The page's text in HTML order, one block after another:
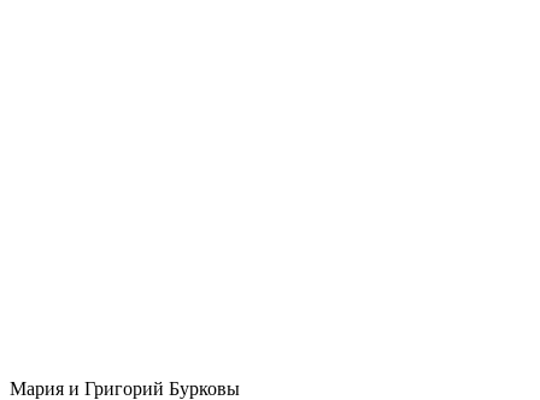
Мария и Григорий Бурковы